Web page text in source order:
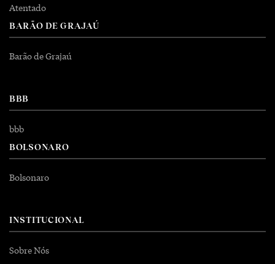
Atentado
BARÃO DE GRAJAÚ
Barão de Grajaú
BBB
bbb
BOLSONARO
Bolsonaro
INSTITUCIONAL
Sobre Nós